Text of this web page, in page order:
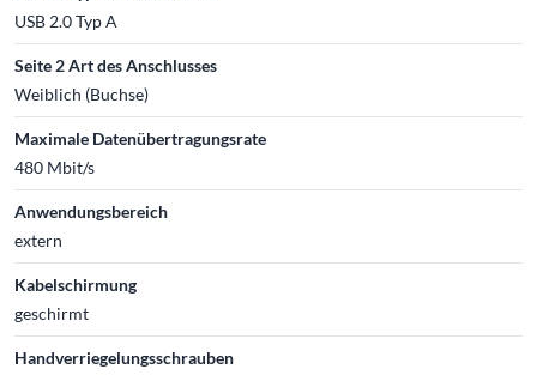
USB 2.0 Typ A
Seite 2 Art des Anschlusses
Weiblich (Buchse)
Maximale Datenübertragungsrate
480 Mbit/s
Anwendungsbereich
extern
Kabelschirmung
geschirmt
Handverriegelungsschrauben